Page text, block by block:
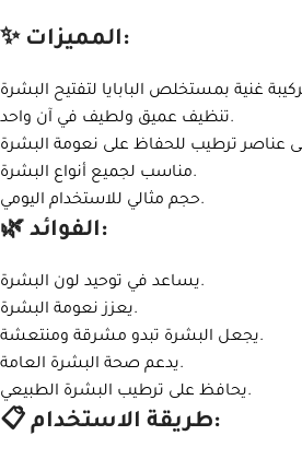
✨ المميزات:
تنظيف عميق ولطيف في آن واحد.
مناسب لجميع أنواع البشرة.
حجم مثالي للاستخدام اليومي.
🌿 الفوائد:
يساعد في توحيد لون البشرة.
يعزز نعومة البشرة.
يجعل البشرة تبدو مشرقة ومنتعشة.
يدعم صحة البشرة العامة.
يحافظ على ترطيب البشرة الطبيعي.
📋 طريقة الاستخدام: